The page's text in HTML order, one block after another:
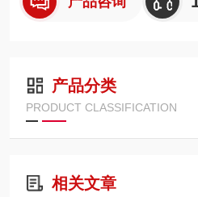
产品分类
PRODUCT CLASSIFICATION
相关文章